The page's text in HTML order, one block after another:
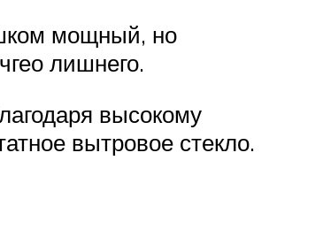
мощный, но
лишнего.
высокому
вытровое стекло.